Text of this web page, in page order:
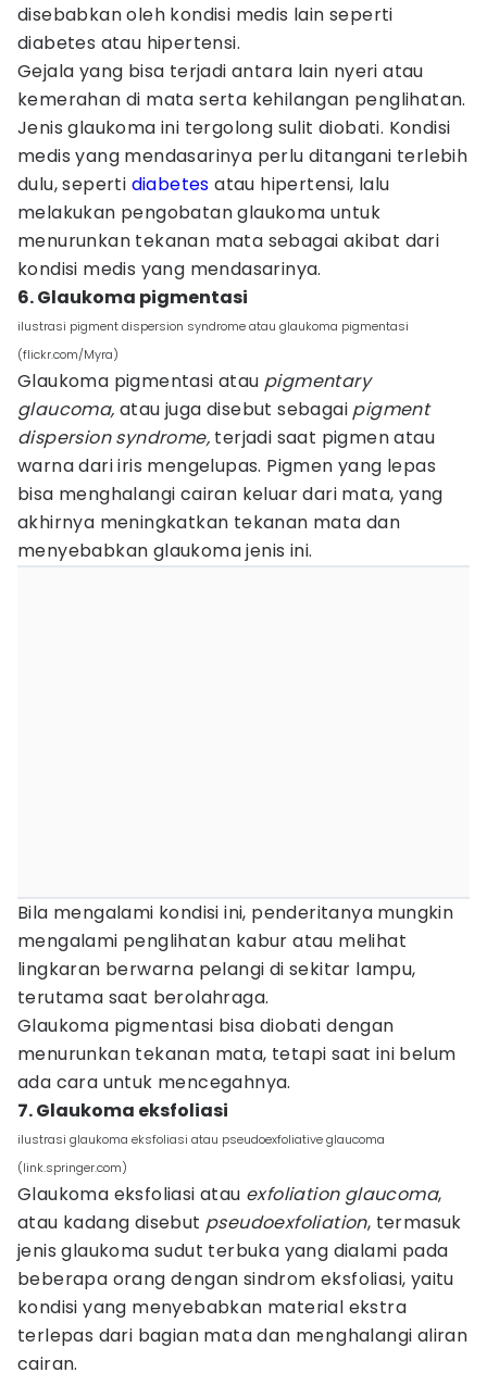
disebabkan oleh kondisi medis lain seperti
diabetes atau hipertensi.
Gejala yang bisa terjadi antara lain nyeri atau
kemerahan di mata serta kehilangan penglihatan.
Jenis glaukoma ini tergolong sulit diobati. Kondisi
medis yang mendasarinya perlu ditangani terlebih
dulu, seperti diabetes atau hipertensi, lalu
melakukan pengobatan glaukoma untuk
menurunkan tekanan mata sebagai akibat dari
kondisi medis yang mendasarinya.
6. Glaukoma pigmentasi
ilustrasi pigment dispersion syndrome atau glaukoma pigmentasi
(flickr.com/Myra)
Glaukoma pigmentasi atau pigmentary
glaucoma,atau juga disebut sebagai pigment
dispersion syndrome, terjadi saat pigmen atau
warna dari iris mengelupas. Pigmen yang lepas
bisa menghalangi cairan keluar dari mata, yang
akhirnya meningkatkan tekanan mata dan
menyebabkan glaukoma jenis ini.
Bila mengalami kondisi ini, penderitanya mungkin
mengalami penglihatan kabur atau melihat
lingkaran berwarna pelangi di sekitar lampu,
terutama saat berolahraga.
Glaukoma pigmentasi bisa diobati dengan
menurunkan tekanan mata, tetapi saat ini belum
ada cara untuk mencegahnya.
7. Glaukoma eksfoliasi
ilustrasi glaukoma eksfoliasi atau pseudoexfoliative glaucoma
(link.springer.com)
Glaukoma eksfoliasi atau exfoliation glaucoma,
atau kadang disebut pseudoexfoliation, termasuk
jenis glaukoma sudut terbuka yang dialami pada
beberapa orang dengan sindrom eksfoliasi, yaitu
kondisi yang menyebabkan material ekstra
terlepas dari bagian mata dan menghalangi aliran
cairan.